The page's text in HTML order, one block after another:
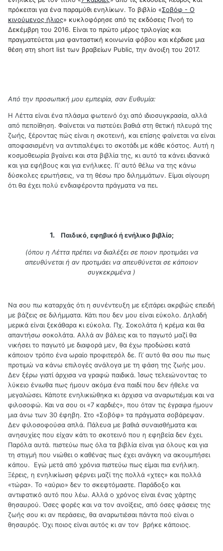
πρόκειται για ένα παραμύθι ενηλίκων. Το βιβλίο «Σοβόφ - Ο
κινούμενος ήλιος» κυκλοφόρησε από τις εκδόσεις Πνοή το
Δεκέμβρη του 2016. Είναι το πρώτο μέρος τριλογίας και
πραγματεύεται μια φανταστική κοινωνία φόβου και κέρδισε μια
θέση στη short list των βραβείων Public, την άνοιξη του 2017.
Από την προσωπική μου εμπειρία, σαν Ευθυμία:
Η Λέττα είναι ένα πλάσμα φωτεινό όχι από ιδιοσυγκρασία, αλλά
από πεποίθηση. Φαίνεται να πιστεύει βαθιά στη θετική πλευρά της
ζωής, ξέροντας πώς είναι η σκοτεινή, και επίσης φαίνεται να είναι
αποφασισμένη να αντιπαλέψει το σκοτάδι με κάθε κόστος. Αυτή η
κοσμοθεωρία βγαίνει και στα βιβλία της, κι αυτό τα κάνει ιδανικά
και για εφήβους και για ενήλικες. Γι’ αυτό θέλω να της κάνω
δύσκολες ερωτήσεις, να τη θέσω προ διλημμάτων. Είμαι σίγουρη
ότι θα έχει πολύ ενδιαφέροντα πράγματα να πει.
1. Παιδικό, εφηβικό ή ενήλικο βιβλίο;
(όπου η Λέττα πρέπει να διαλέξει σε ποιον προτιμάει να
απευθύνεται ή αν προτιμάει να απευθύνεται σε κάποιον
συγκεκριμένα )
Να σου πω καταρχάς ότι η συνέντευξη με εξιτάρει ακριβώς επειδή
με βάζεις σε διλήμματα. Κάτι που δεν μου είναι εύκολο. Δηλαδή
μερικά είναι ξεκάθαρα κι εύκολα. Πχ. Σοκολάτα ή κρέμα και θα
απαντήσω σοκολάτα. Αλλά αν βάλεις και το παγωτό μαζί θα
νικήσει το παγωτό με διαφορά μεν, θα έχω προδώσει κατά
κάποιον τρόπο ένα ωραίο προφιτερόλ δε. Γι’ αυτό θα σου πω πως
προτιμώ να κάνω επιλογές ανάλογα με τη φάση της ζωής μου.
Δεν ξέρω γιατί άρχισα να γραφώ παιδικά. Ίσως τελειώνοντας το
λύκειο ένιωθα πως ήμουν ακόμα ένα παιδί που δεν ήθελε να
μεγαλώσει. Κάποτε ενηλικιώθηκα κι άρχισα να αναρωτιέμαι και να
φιλοσοφώ. Και να σου οι «7 καρδιές», που όταν τις έγραψα ήμουν
μια άνω των 30 έφηβη. Στο «Σοβόφ» τα πράγματα σοβάρεψαν.
Δεν φιλοσοφούσα απλά. Πάλευα με βαθιά συναισθήματα και
ανησυχίες που είχαν κάτι το σκοτεινό που η εφηβεία δεν έχει.
Παρόλα αυτά. πιστεύω πως όλα τα βιβλία είναι για όλους και για
τη στιγμή που νιώθει ο καθένας πως έχει ανάγκη να ακουμπήσει
κάπου. Εγώ μετά από χρόνια πιστεύω πως είμαι πια ενήλικη.
Ξέρεις, η ενηλικίωση φέρνει μαζί της πολλά «χτες» και πολλά
«τώρα». Το «αύριο» δεν το σκεφτόμαστε. Παράδοξο και
αντιφατικό αυτό που λέω. Αλλά ο χρόνος είναι ένας χάρτης
θησαυρού. Όσες φορές και να τον ανοίξεις, από όσες φάσεις της
ζωής σου κι αν περάσεις, θα αναρωτιέσαι πάντα πού είναι ο
θησαυρός. Όχι ποιος είναι αυτός κι αν τον βρήκε κάποιος.